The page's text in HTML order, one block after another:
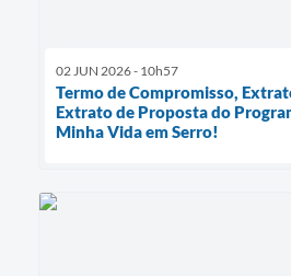
02 JUN 2026 - 10h57
Termo de Compromisso,
Extrato de Proposta do
Minha Vida em Serro!